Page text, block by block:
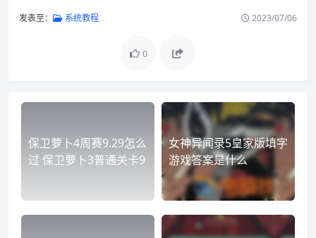
发表至： 系统教程 2023/07/06
0
保卫萝卜4周赛9.29怎么
过 保卫萝卜3普通关卡9
女神异闻录5皇家版填字
游戏答案是什么